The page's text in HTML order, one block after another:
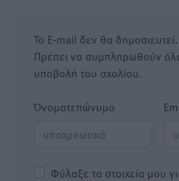
Το E-mail δεν θα δημοσιευτεί.
Πρέπει να συμπληρωθούν
υποβολή του σχολίου.
Όνοματεπώνυμο
Φύλαξε τα στοιχεία μου